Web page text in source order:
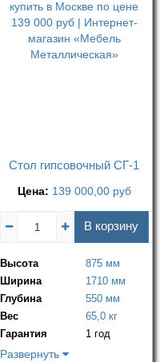
Стол гипсовочный СГ-1
Цена: 139 000,00 руб
В корзину
Высота
875 мм
Ширина
1710 мм
Глубина
550 мм
Вес
65,0 кг
Гарантия
1 год
Развернуть